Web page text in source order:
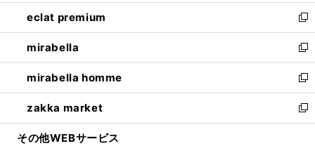
く
ウ
で
開
く
ン
ド
ウ
で
開
く
ウ
ィ
ン
ド
ウ
で
開
く
し
い
ウ
ィ
ン
ド
ウ
で
開
eclat premium
新
し
い
ウ
ィ
ン
ド
ウ
mirabella
新
し
い
ウ
ィ
ン
mirabella homme
新
し
い
ウ
zakka market
新
し
その他WEBサービス